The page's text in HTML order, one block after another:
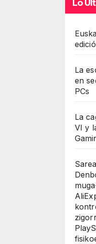
Lo
La
en
PCs
La
VI y